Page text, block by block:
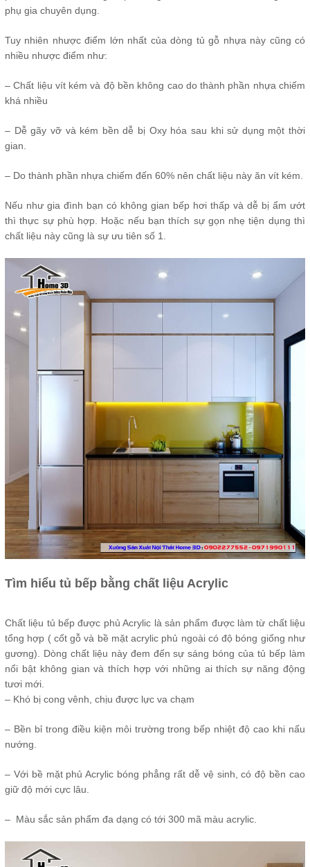
phụ gia chuyên dụng.
Tuy nhiên nhược điểm lớn nhất của dòng tủ gỗ nhựa này cũng có
nhiều nhược điểm như:
– Chất liệu vít kém và độ bền không cao do thành phần nhựa chiếm
khá nhiều
– Dễ gãy vỡ và kém bền dễ bị Oxy hóa sau khi sử dụng một thời
gian.
– Do thành phần nhựa chiếm đến 60% nên chất liệu này ăn vít kém.
Nếu như gia đình bạn có không gian bếp hơi thấp và dễ bị ẩm ướt
thì thực sự phù hợp. Hoặc nếu bạn thích sự gọn nhẹ tiện dụng thì
chất liệu này cũng là sự ưu tiên số 1.
Tìm hiểu tủ bếp bằng chất liệu Acrylic
Chất liệu tủ bếp được phủ Acrylic là sản phẩm được làm từ chất liệu
tổng hợp ( cốt gỗ và bề mặt acrylic phủ ngoài có độ bóng giống như
gương). Dòng chất liệu này đem đến sự sáng bóng của tủ bếp làm
nổi bật không gian và thích hợp với những ai thích sự năng động
tươi mới.
– Khó bị cong vênh, chịu được lực va chạm
– Bền bỉ trong điều kiện môi trường trong bếp nhiệt độ cao khi nấu
nướng.
– Với bề mặt phủ Acrylic bóng phẳng rất dễ vệ sinh, có độ bền cao
giữ độ mới cực lâu.
– Màu sắc sản phẩm đa dạng có tới 300 mã màu acrylic.